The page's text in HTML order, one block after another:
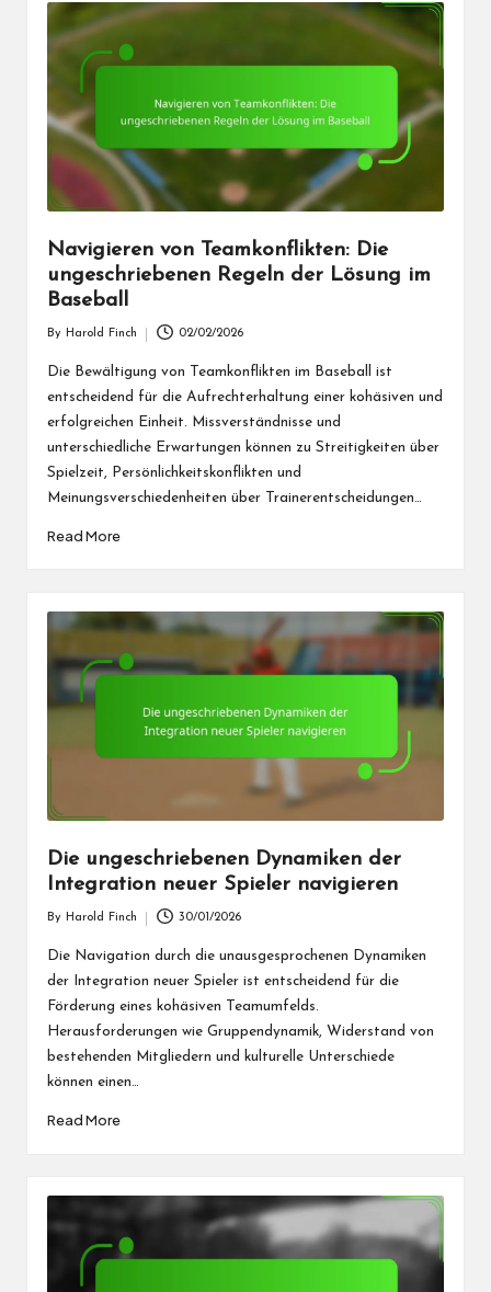
Navigieren von Teamkonflikten: Die
ungeschriebenen Regeln der Lösung im
Baseball
by
By Harold Finch 02/02/2026
Die Bewältigung von Teamkonflikten im Baseball ist
entscheidend für die Aufrechterhaltung einer kohäsiven und
erfolgreichen Einheit. Missverständnisse und
unterschiedliche Erwartungen können zu Streitigkeiten über
Spielzeit, Persönlichkeitskonflikten und
Meinungsverschiedenheiten über Trainerentscheidungen…
Read More
Die ungeschriebenen Dynamiken der
Integration neuer Spieler navigieren
by
By Harold Finch 30/01/2026
Die Navigation durch die unausgesprochenen Dynamiken
der Integration neuer Spieler ist entscheidend für die
Förderung eines kohäsiven Teamumfelds.
Herausforderungen wie Gruppendynamik, Widerstand von
bestehenden Mitgliedern und kulturelle Unterschiede
können einen…
Read More